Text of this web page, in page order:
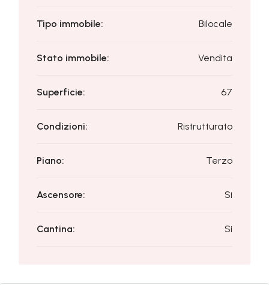
Tipo immobile: Bilocale
Stato immobile: Vendita
Superficie: 67
Condizioni: Ristrutturato
Piano: Terzo
Ascensore: Si
Cantina: Si